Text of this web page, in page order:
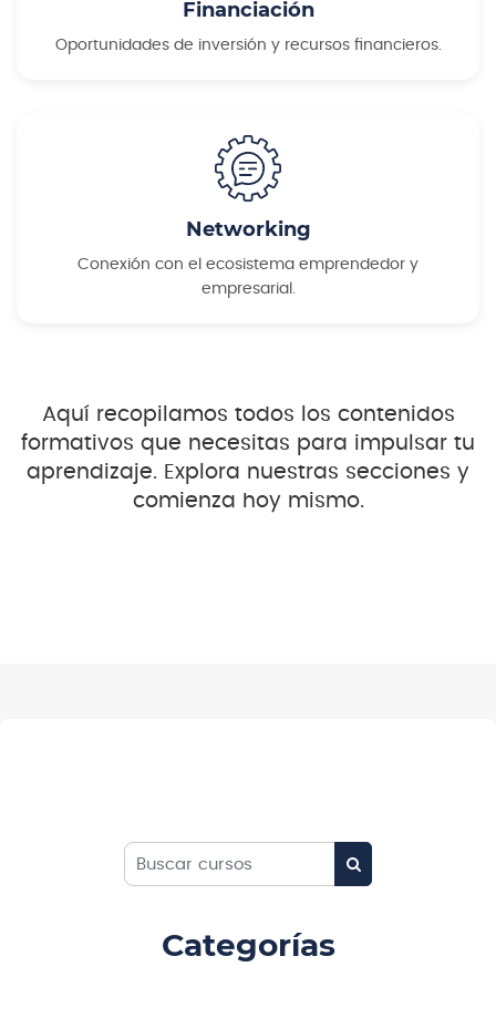
Financiación
Oportunidades de inversión y recursos financieros.
Networking
Conexión con el ecosistema emprendedor y
empresarial.
Aquí recopilamos todos los contenidos
formativos que necesitas para impulsar tu
aprendizaje. Explora nuestras secciones y
comienza hoy mismo.
Buscar cursos
BUSCAR CURSOS
Categorías